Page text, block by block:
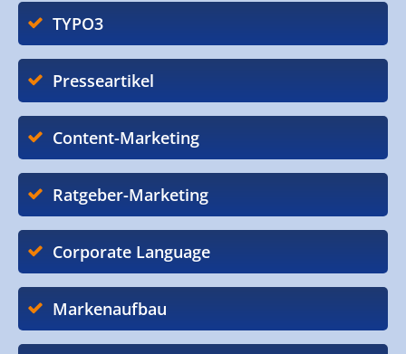
TYPO3
Presseartikel
Content-Marketing
Ratgeber-Marketing
Corporate Language
Markenaufbau